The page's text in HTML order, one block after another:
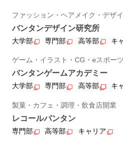
ファッション・ヘアメイク・デザ
バンタンデザイン研究所
大学部 専門部 高等部 キ
ゲーム・イラスト・CG・eスポーツ
バンタンゲームアカデミー
大学部 専門部 高等部 キ
製菓・カフェ・調理・飲食店開業
レコールバンタン
専門部 高等部 キャリア